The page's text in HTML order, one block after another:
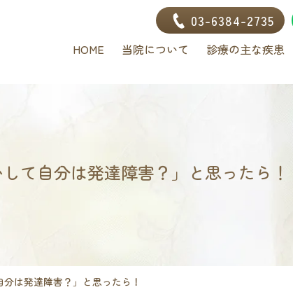
03-6384-2735
HOME
当院について 診療の主な疾患
て自分は発達障害？」と思ったら！
分は発達障害？」と思ったら！